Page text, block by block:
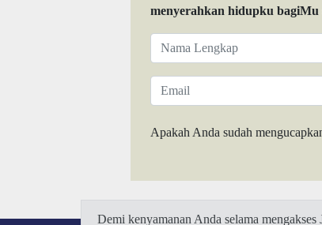
menyerahkan hidupku bagiMu
Apakah Anda sudah
Demi kenyamanan Anda selama